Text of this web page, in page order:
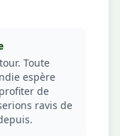
Toute
espère
de
ravis de